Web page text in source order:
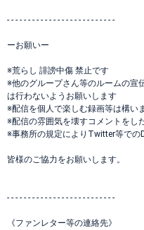
- - - - - - - - - - - - - - - - - - - - - - - - - -
ーお願いー
※荒らし 誹謗中傷 禁止です
※他のグループさん等のルームの宣
は行わないようお願いします
※配信を個人で楽しむ録画等は構い
※配信の雰囲気を壊すコメントをし
※事務所の規定によりTwitter等での
皆様のご協力をお願いします。
- - - - - - - - - - - - - - - - - - - - - - - - - -
《ファンレター等の連絡先》